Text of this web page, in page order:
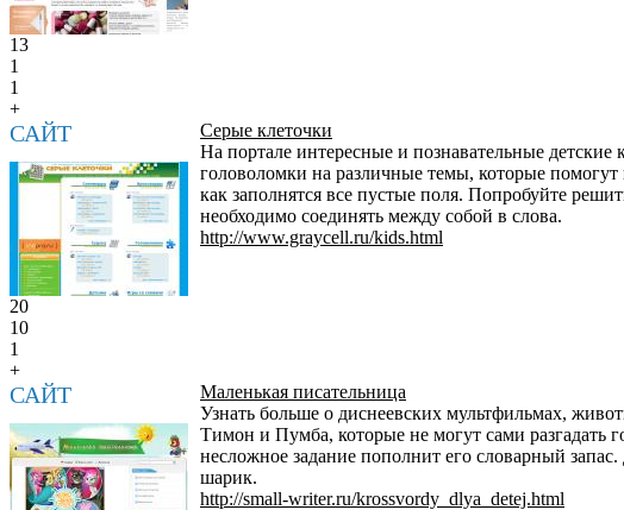
13
1
1
+
САЙТ
Серые клеточки
На портале интересные и познавательные
головоломки на различные темы, которые помогут
как заполнятся все пустые поля. Попробуйте
необходимо соединять между собой в слова.
http://www.graycell.ru/kids.html
20
10
1
+
САЙТ
Маленькая писательница
Узнать больше о диснеевских мультфильмах,
Тимон и Пумба, которые не могут сами разгадать
несложное задание пополнит его словарный
шарик.
http://small-writer.ru/krossvordy_dlya_detej.html